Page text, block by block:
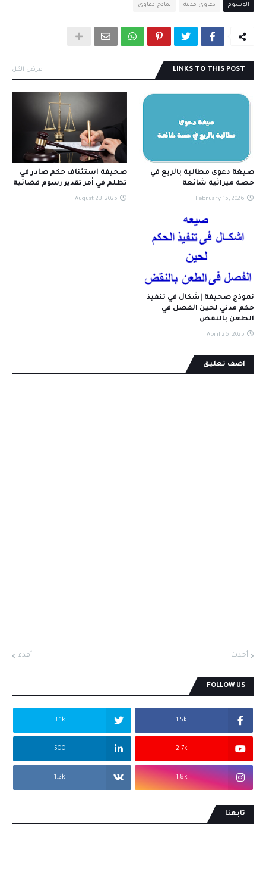
الوسوم دعاوى مدنية نماذج دعاوى
LINKS TO THIS POST عرض الكل
صيغة دعوى مطالبة بالريع في
حصة ميراثية شائعة
February 15, 2026
صحيفة استئناف حكم صادر في
تظلم في أمر تقدير رسوم قضائية
August 23, 2025
نموذج صحيفة إشكال في تنفيذ
حكم مدني لحين الفصل في
الطعن بالنقض
April 26, 2025
اضف تعليق
أحدث أقدم
FOLLOW US
1.5k
3.1k
2.7k
500
1.8k
1.2k
تابعنا